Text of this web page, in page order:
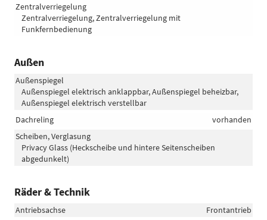
Zentralverriegelung
Zentralverriegelung, Zentralverriegelung mit
Funkfernbedienung
Außen
Außenspiegel
Außenspiegel elektrisch anklappbar, Außenspiegel beheizbar,
Außenspiegel elektrisch verstellbar
Dachreling
vorhanden
Scheiben, Verglasung
Privacy Glass (Heckscheibe und hintere Seitenscheiben
abgedunkelt)
Räder & Technik
Antriebsachse
Frontantrieb